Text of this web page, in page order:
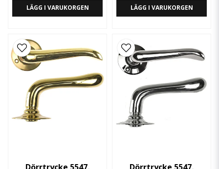
LÄGG I VARUKORGEN LÄGG I VARUKORGEN
Dörrtrycke 5547,
Dörrtrycke 5547,